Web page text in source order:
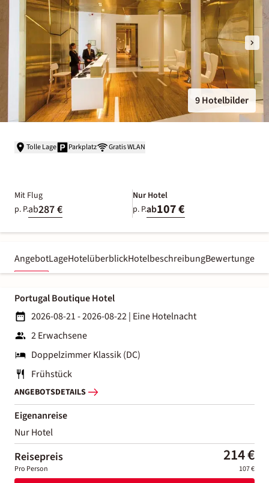
9 Hotelbilder
Tolle Lage Parkplatz Gratis WLAN
Mit Flug
p. P.ab287 €
Nur Hotel
p. P.ab107 €
AngebotLageHotelüberblickHotelbeschreibungBewertungen
Portugal Boutique Hotel
2026-08-21 - 2026-08-22| Eine Hotelnacht
2 Erwachsene
Doppelzimmer Klassik (DC)
Frühstück
ANGEBOTSDETAILS
Eigenanreise
Nur Hotel
Reisepreis 214 €
Pro Person 107 €